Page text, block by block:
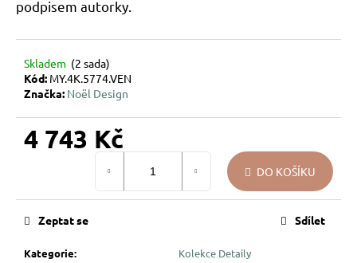
podpisem autorky.
Skladem (2 sada)
Kód: MY.4K.5774.VEN
Značka: Noël Design
4 743 Kč
DO KOŠÍKU
Kategorie:
Kolekce Detaily
Zeptat se Sdílet
j
m
e
SKLENĚNÁ
OZDOBA
Kč